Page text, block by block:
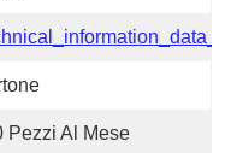
Pezzi Al Mese